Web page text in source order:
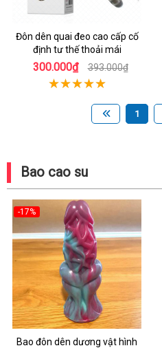
Đôn dên quai đeo cao cấp cố
định tư thế thoải mái
300.000₫ 393.000₫
1
Bao cao su
-17%
Bao đôn dên dương vật hình